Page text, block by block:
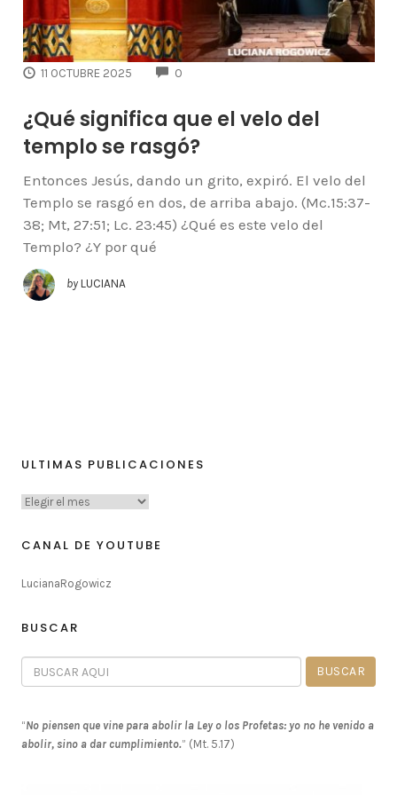
11 OCTUBRE 2025 0
¿Qué significa que el velo del
templo se rasgó?
Entonces Jesús, dando un grito, expiró. El velo del
Templo se rasgó en dos, de arriba abajo. (Mc.15:37-
38; Mt, 27:51; Lc. 23:45) ¿Qué es este velo del
Templo? ¿Y por qué
by LUCIANA
ULTIMAS PUBLICACIONES
CANAL DE YOUTUBE
LucianaRogowicz
BUSCAR
“No piensen que vine para abolir la Ley o los Profetas: yo no he venido a
abolir, sino a dar cumplimiento.” (Mt. 5.17)